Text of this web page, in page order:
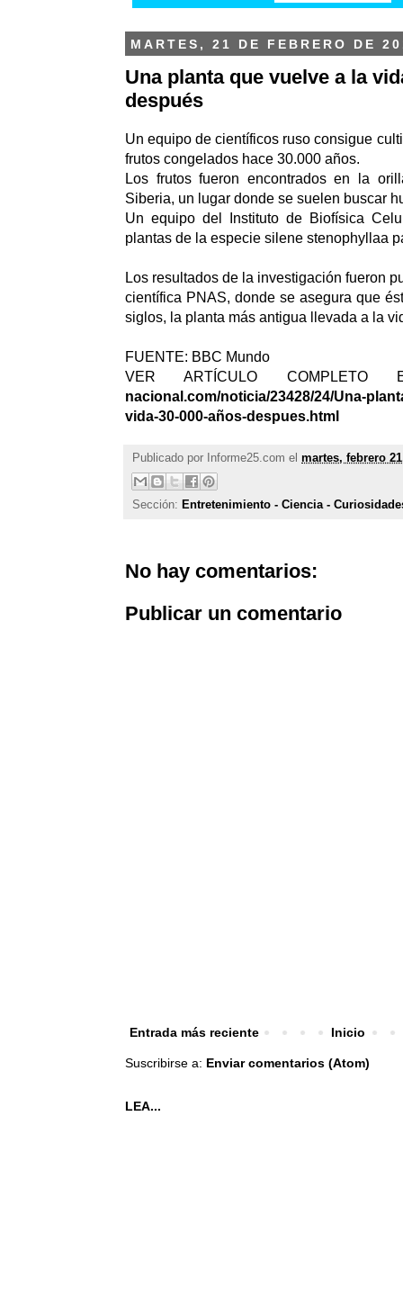
MARTES, 21 DE FEBRERO DE
Una planta que vuelve a la
después
Un equipo de científicos ruso consigue
frutos congelados hace 30.000 años.
Los frutos fueron encontrados en la
Siberia, un lugar donde se suelen buscar
Un equipo del Instituto de Biofísica
plantas de la especie silene stenophyllaa
Los resultados de la investigación fueron
científica PNAS, donde se asegura que
siglos, la planta más antigua llevada a la
FUENTE: BBC Mundo
VER ARTÍCULO
nacional.com/noticia/23428/24/Una-
vida-30-000-años-despues.html
Publicado por Informe25.com el martes, febrero
Sección: Entretenimiento - Ciencia -
No hay comentarios:
Publicar un comentario
Entrada más reciente Inicio
Suscribirse a: Enviar comentarios (Atom)
LEA...